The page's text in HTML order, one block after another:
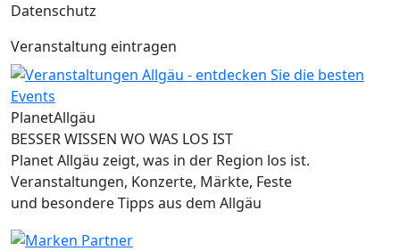
Datenschutz
Veranstaltung eintragen
PlanetAllgäu
BESSER WISSEN WO WAS LOS IST
Planet Allgäu zeigt, was in der Region los ist.
Veranstaltungen, Konzerte, Märkte, Feste
und besondere Tipps aus dem Allgäu